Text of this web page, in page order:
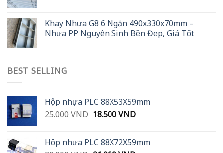
Khay Nhựa G8 6 Ngăn 490x330x70mm –
Nhựa PP Nguyên Sinh Bền Đẹp, Giá Tốt
BEST SELLING
Hộp nhựa PLC 88X53X59mm
25.000VND Original
25.000 VND.
18.500VNDCurrent
18.500 VND.
Hộp nhựa PLC 88X72X59mm